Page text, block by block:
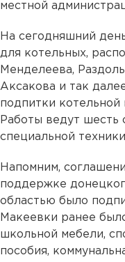
местной
На сегодняшний
для котельных,
Менделеева,
Аксакова и так
подпитки
Работы ведут шесть
специальной
Напомним,
поддержке
областью было
Макеевки ранее
школьной мебели,
пособия,